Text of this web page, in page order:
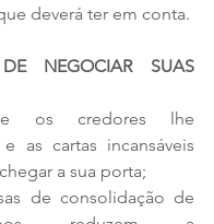
deverá ter em conta.
NEGOCIAR SUAS
os credores lhe
as cartas incansáveis
a sua porta;
de consolidação de